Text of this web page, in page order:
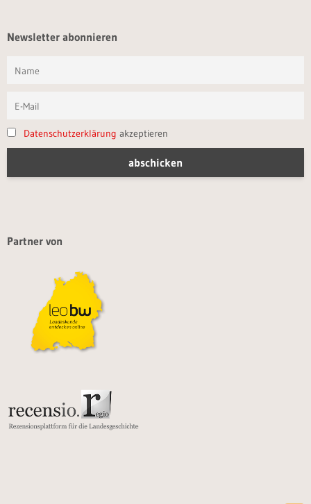
Newsletter abonnieren
Datenschutzerklärung akzeptieren
Partner von